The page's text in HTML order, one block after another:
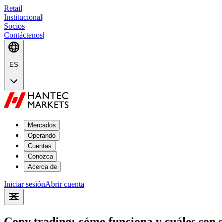
Retail|
Institucional|
Socios
Contáctenos|
ES
Mercados
Operando
Cuentas
Conozca
Acerca de
Iniciar sesiónAbrir cuenta